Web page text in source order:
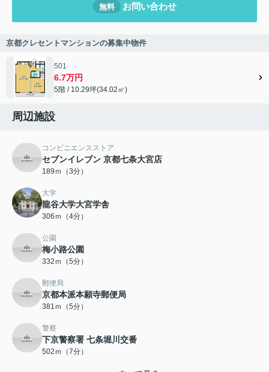
無料 お問い合わせ
京都クレセントマンションの募集中物件
501
6.7万円
5階 / 10.29坪(34.02㎡)
周辺施設
コンビニエンスストア
セブンイレブン 京都七条大宮店
189ｍ（3分）
大学
龍谷大学大宮学舎
306ｍ（4分）
公園
梅小路公園
332ｍ（5分）
郵便局
京都本派本願寺郵便局
381ｍ（5分）
警察
下京警察署 七条堀川交番
502ｍ（7分）